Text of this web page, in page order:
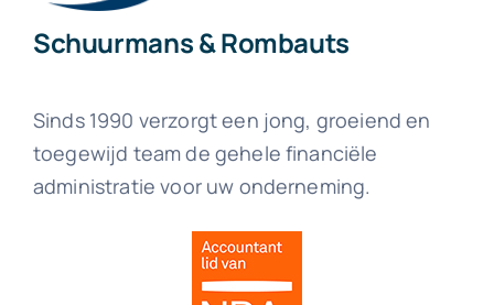
Schuurmans & Rombauts
Sinds 1990 verzorgt een jong, groeiend en
toegewijd team de gehele financiële
administratie voor uw onderneming.